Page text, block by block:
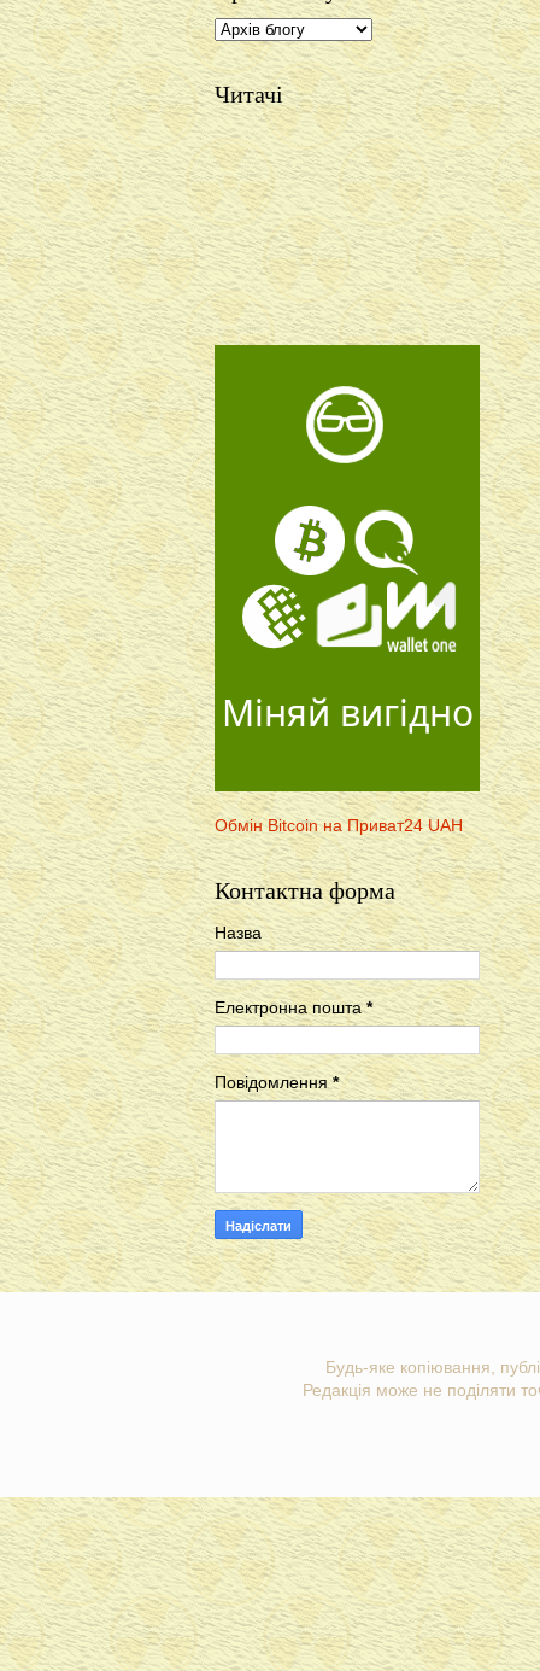
Читачі
Міняй вигідно
Обмін Bitcoin на Приват24 UAH
Контактна форма
Назва
Електронна пошта*
Повідомлення*
Будь-яке копіювання,
Редакція може не поділяти